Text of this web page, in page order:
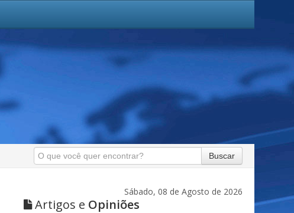
Buscar
Sábado, 08 de Agosto de 2026
Artigos e Opiniões